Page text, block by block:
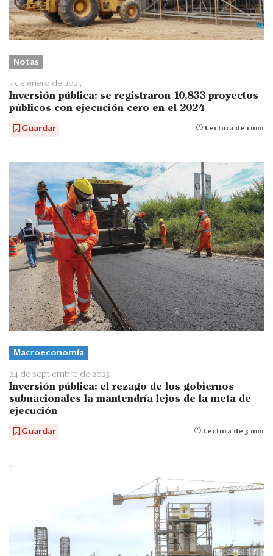
Notas
3 de enero de 2025
Inversión pública: se registraron 10,833 proyectos
públicos con ejecución cero en el 2024
Guardar Lectura de 1 min
Macroeconomía
24 de septiembre de 2023
Inversión pública: el rezago de los gobiernos
subnacionales la mantendría lejos de la meta de
ejecución
Guardar Lectura de 3 min